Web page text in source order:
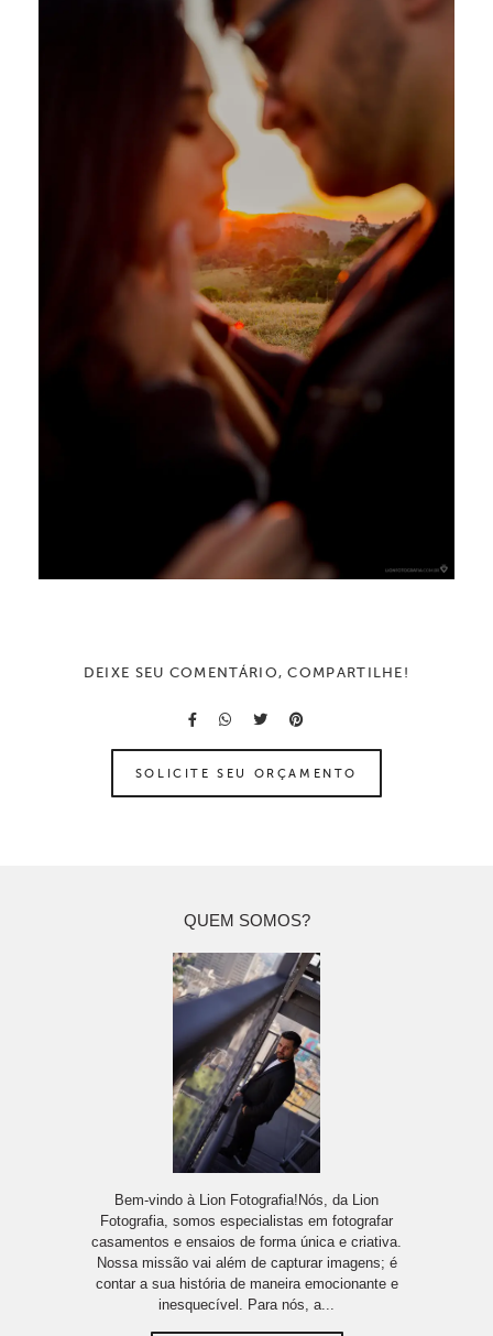
DEIXE SEU COMENTÁRIO, COMPARTILHE!
SOLICITE SEU ORÇAMENTO
QUEM SOMOS?
Bem-vindo à Lion Fotografia!Nós, da Lion
Fotografia, somos especialistas em fotografar
casamentos e ensaios de forma única e criativa.
Nossa missão vai além de capturar imagens; é
contar a sua história de maneira emocionante e
inesquecível. Para nós, a...